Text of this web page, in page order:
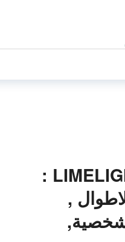
فرقة لايملايت LIMELIGHT :
,